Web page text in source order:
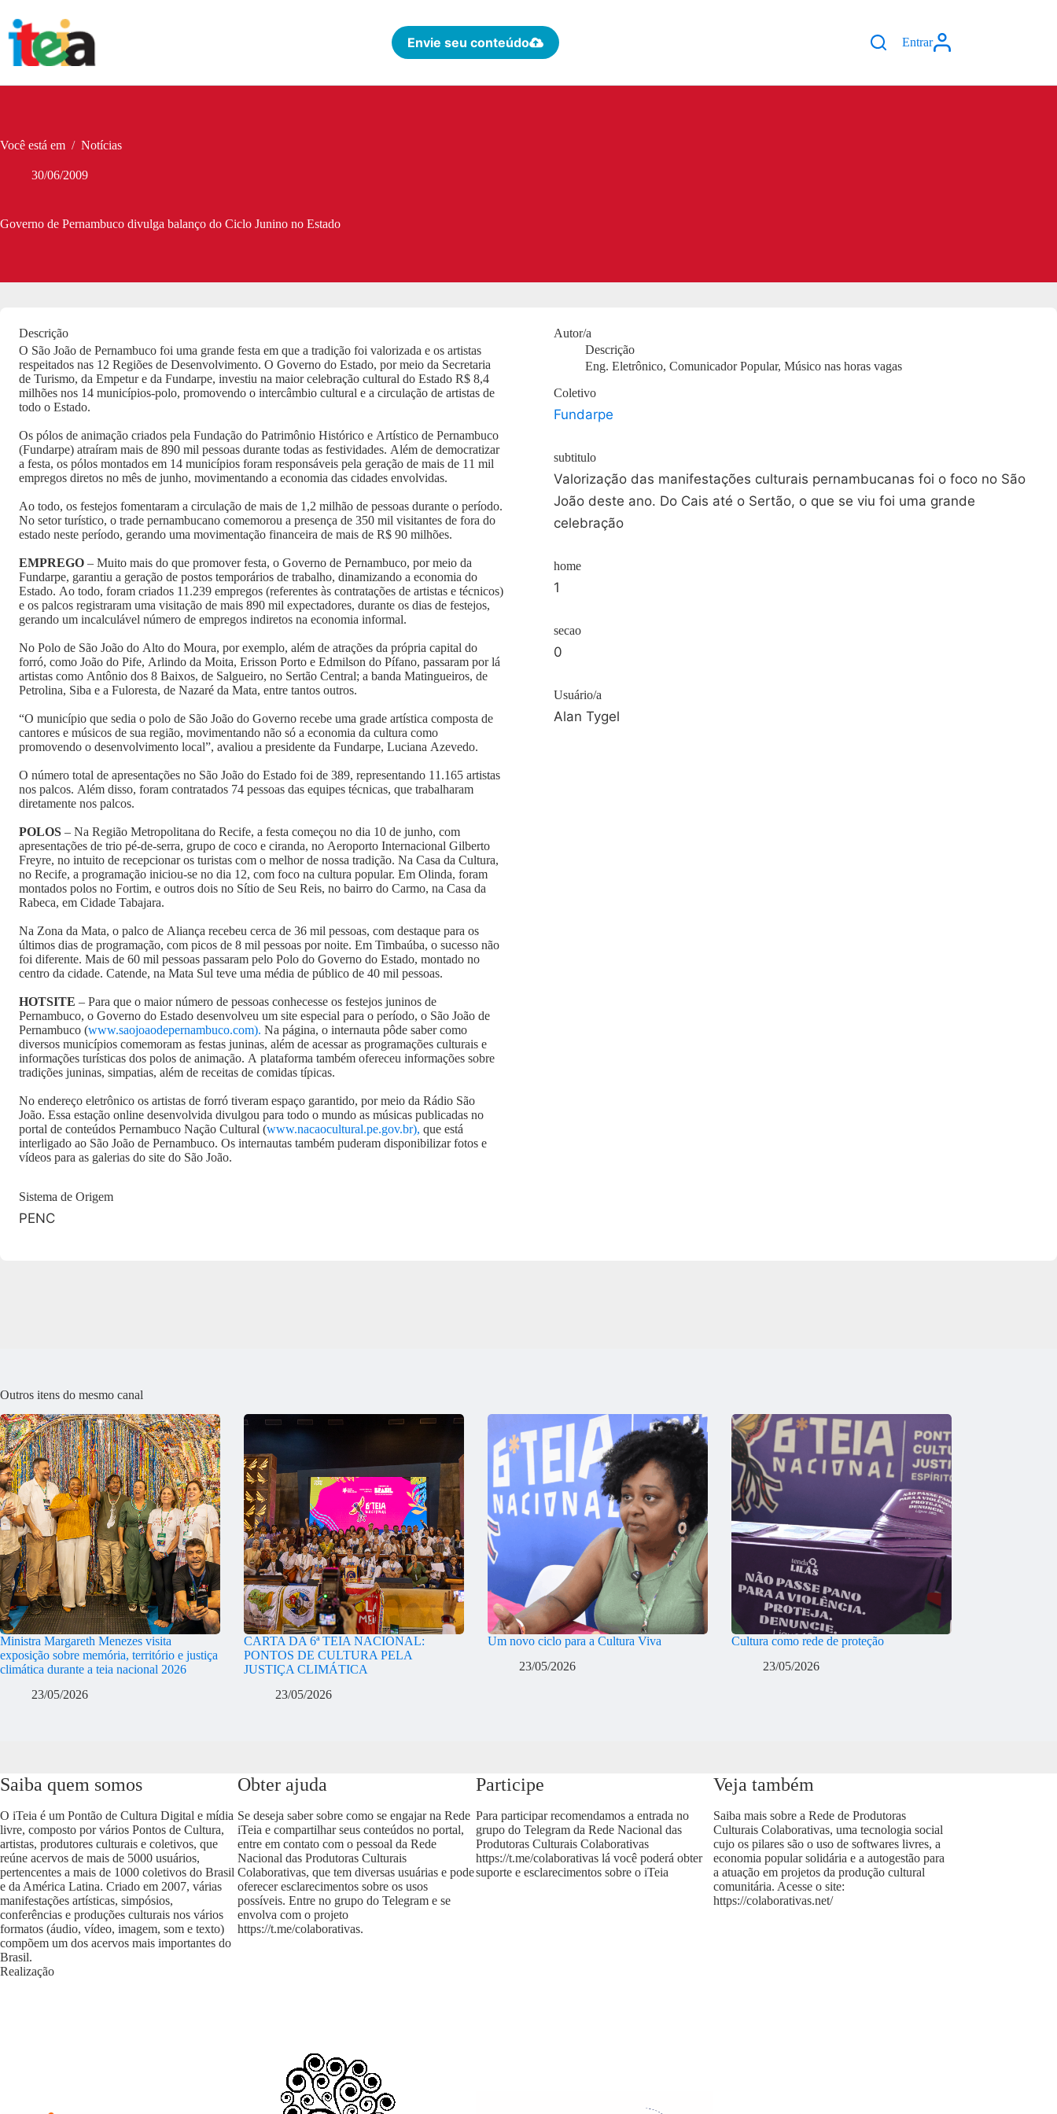
para
conteúdo
Envie seu conteúdo Entrar
Você está em / Notícias
30/06/2009
Governo de Pernambuco divulga balanço do Ciclo Junino no Estado
Descrição
O São João de Pernambuco foi uma grande festa em que a tradição foi valorizada e os artistas
respeitados nas 12 Regiões de Desenvolvimento. O Governo do Estado, por meio da Secretaria
de Turismo, da Empetur e da Fundarpe, investiu na maior celebração cultural do Estado R$ 8,4
milhões nos 14 municípios-polo, promovendo o intercâmbio cultural e a circulação de artistas de
todo o Estado.
Os pólos de animação criados pela Fundação do Patrimônio Histórico e Artístico de Pernambuco
(Fundarpe) atraíram mais de 890 mil pessoas durante todas as festividades. Além de democratizar
a festa, os pólos montados em 14 municípios foram responsáveis pela geração de mais de 11 mil
empregos diretos no mês de junho, movimentando a economia das cidades envolvidas.
Ao todo, os festejos fomentaram a circulação de mais de 1,2 milhão de pessoas durante o período.
No setor turístico, o trade pernambucano comemorou a presença de 350 mil visitantes de fora do
estado neste período, gerando uma movimentação financeira de mais de R$ 90 milhões.
EMPREGO – Muito mais do que promover festa, o Governo de Pernambuco, por meio da
Fundarpe, garantiu a geração de postos temporários de trabalho, dinamizando a economia do
Estado. Ao todo, foram criados 11.239 empregos (referentes às contratações de artistas e técnicos)
e os palcos registraram uma visitação de mais 890 mil expectadores, durante os dias de festejos,
gerando um incalculável número de empregos indiretos na economia informal.
No Polo de São João do Alto do Moura, por exemplo, além de atrações da própria capital do
forró, como João do Pife, Arlindo da Moita, Erisson Porto e Edmilson do Pífano, passaram por lá
artistas como Antônio dos 8 Baixos, de Salgueiro, no Sertão Central; a banda Matingueiros, de
Petrolina, Siba e a Fuloresta, de Nazaré da Mata, entre tantos outros.
“O município que sedia o polo de São João do Governo recebe uma grade artística composta de
cantores e músicos de sua região, movimentando não só a economia da cultura como
promovendo o desenvolvimento local”, avaliou a presidente da Fundarpe, Luciana Azevedo.
O número total de apresentações no São João do Estado foi de 389, representando 11.165 artistas
nos palcos. Além disso, foram contratados 74 pessoas das equipes técnicas, que trabalharam
diretamente nos palcos.
POLOS – Na Região Metropolitana do Recife, a festa começou no dia 10 de junho, com
apresentações de trio pé-de-serra, grupo de coco e ciranda, no Aeroporto Internacional Gilberto
Freyre, no intuito de recepcionar os turistas com o melhor de nossa tradição. Na Casa da Cultura,
no Recife, a programação iniciou-se no dia 12, com foco na cultura popular. Em Olinda, foram
montados polos no Fortim, e outros dois no Sítio de Seu Reis, no bairro do Carmo, na Casa da
Rabeca, em Cidade Tabajara.
Na Zona da Mata, o palco de Aliança recebeu cerca de 36 mil pessoas, com destaque para os
últimos dias de programação, com picos de 8 mil pessoas por noite. Em Timbaúba, o sucesso não
foi diferente. Mais de 60 mil pessoas passaram pelo Polo do Governo do Estado, montado no
centro da cidade. Catende, na Mata Sul teve uma média de público de 40 mil pessoas.
HOTSITE – Para que o maior número de pessoas conhecesse os festejos juninos de
Pernambuco, o Governo do Estado desenvolveu um site especial para o período, o São João de
Pernambuco (www.saojoaodepernambuco.com). Na página, o internauta pôde saber como
diversos municípios comemoram as festas juninas, além de acessar as programações culturais e
informações turísticas dos polos de animação. A plataforma também ofereceu informações sobre
tradições juninas, simpatias, além de receitas de comidas típicas.
No endereço eletrônico os artistas de forró tiveram espaço garantido, por meio da Rádio São
João. Essa estação online desenvolvida divulgou para todo o mundo as músicas publicadas no
portal de conteúdos Pernambuco Nação Cultural (www.nacaocultural.pe.gov.br), que está
interligado ao São João de Pernambuco. Os internautas também puderam disponibilizar fotos e
vídeos para as galerias do site do São João.
Sistema de Origem
PENC
Autor/a
Descrição
Eng. Eletrônico, Comunicador Popular, Músico nas horas vagas
Coletivo
Fundarpe
subtitulo
Valorização das manifestações culturais pernambucanas foi o foco no São
João deste ano. Do Cais até o Sertão, o que se viu foi uma grande
celebração
home
1
secao
0
Usuário/a
Alan Tygel
Outros itens do mesmo canal
Ministra Margareth Menezes visita
exposição sobre memória, território e justiça
climática durante a teia nacional 2026
23/05/2026
CARTA DA 6ª TEIA NACIONAL:
PONTOS DE CULTURA PELA
JUSTIÇA CLIMÁTICA
23/05/2026
Um novo ciclo para a Cultura Viva
23/05/2026
Cultura como rede de proteção
23/05/2026
Saiba quem somos
O iTeia é um Pontão de Cultura Digital e mídia
livre, composto por vários Pontos de Cultura,
artistas, produtores culturais e coletivos, que
reúne acervos de mais de 5000 usuários,
pertencentes a mais de 1000 coletivos do Brasil
e da América Latina. Criado em 2007, várias
manifestações artísticas, simpósios,
conferências e produções culturais nos vários
formatos (áudio, vídeo, imagem, som e texto)
compõem um dos acervos mais importantes do
Brasil.
Obter ajuda
Se deseja saber sobre como se engajar na Rede
iTeia e compartilhar seus conteúdos no portal,
entre em contato com o pessoal da Rede
Nacional das Produtoras Culturais
Colaborativas, que tem diversas usuárias e pode
oferecer esclarecimentos sobre os usos
possíveis. Entre no grupo do Telegram e se
envolva com o projeto
https://t.me/colaborativas.
Participe
Para participar recomendamos a entrada no
grupo do Telegram da Rede Nacional das
Produtoras Culturais Colaborativas
https://t.me/colaborativaslá você poderá obter
suporte e esclarecimentos sobre o iTeia
Veja também
Saiba mais sobre a Rede de Produtoras
Culturais Colaborativas, uma tecnologia social
cujo os pilares são o uso de softwares livres, a
economia popular solidária e a autogestão para
a atuação em projetos da produção cultural
comunitária. Acesse o site:
https://colaborativas.net/
Realização